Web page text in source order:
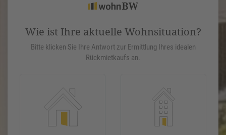
Wie ist Ihre aktuelle Wohnsituation?
Bitte klicken Sie Ihre Antwort zur Ermittlung Ihres idealen
Rückmietkaufs an.